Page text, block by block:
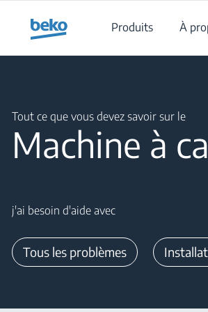
Produits
À
Tout ce que vous devez savoir sur le
Machine à
j'ai besoin d'aide avec
Tous les problèmes